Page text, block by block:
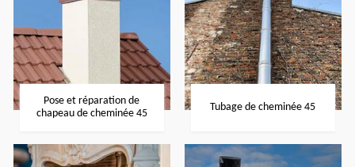
Pose et réparation de
chapeau de cheminée 45
Tubage de cheminée 45